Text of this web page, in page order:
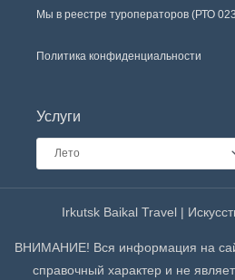
Мы в реестре туроператоров (РТО
Политика конфиденциальности
Услуги
Irkutsk Baikal Travel |
ВНИМАНИЕ! Вся информация на
справочный характер и не